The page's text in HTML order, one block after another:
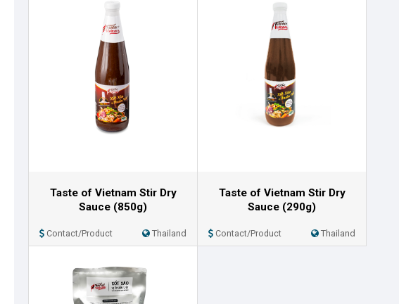
Taste of Vietnam Stir Dry
Sauce (850g)
Contact/Product Thailand
Taste of Vietnam Stir Dry
Sauce (290g)
Contact/Product Thailand